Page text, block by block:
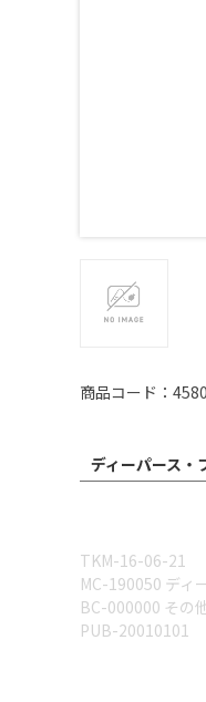
商品コード：
ディーパース・
TKM-16-06-21
MC-190050 ディ
BC-000000 その
PUB-20010101